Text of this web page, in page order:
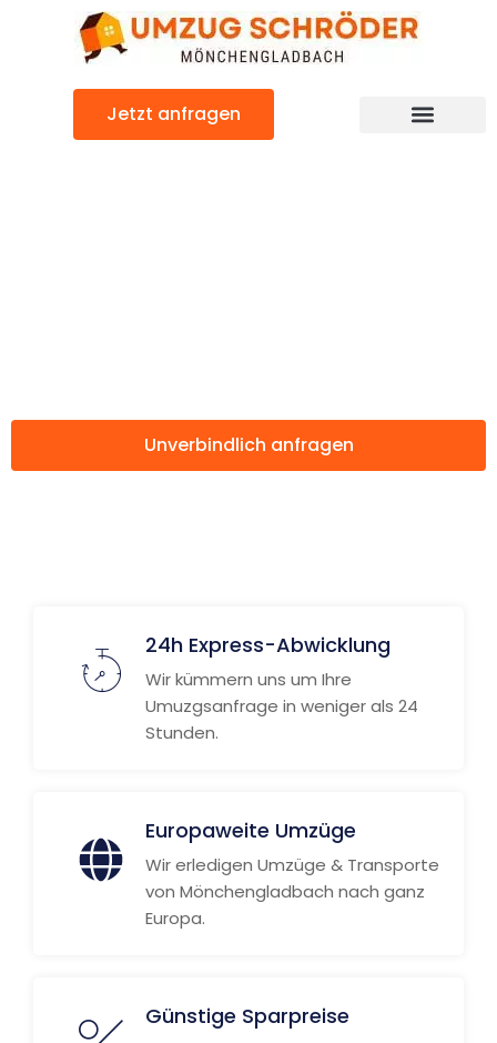
Jetzt anfragen
Unverbindlich anfragen
24h Express-Abwicklung
Wir kümmern uns um Ihre
Umuzgsanfrage in weniger als 24
Stunden.
Europaweite Umzüge
Wir erledigen Umzüge & Transporte
von Mönchengladbach nach ganz
Europa.
Günstige Sparpreise